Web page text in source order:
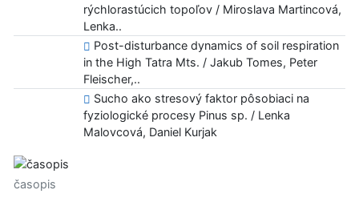
rýchlorastúcich topoľov / Miroslava Martincová,
Lenka..
Post-disturbance dynamics of soil respiration
in the High Tatra Mts. / Jakub Tomes, Peter
Fleischer,..
Sucho ako stresový faktor pôsobiaci na
fyziologické procesy Pinus sp. / Lenka
Malovcová, Daniel Kurjak
časopis